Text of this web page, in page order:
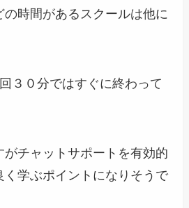
の時間があるスクールは他に
３０分ではすぐに終わって
がチャットサポートを有効的
く学ぶポイントになりそうで